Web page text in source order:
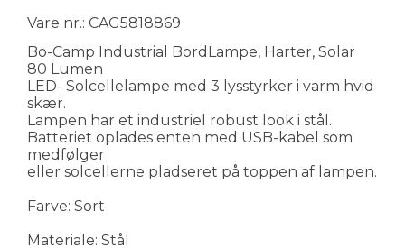
Vare nr.: CAG5818869
Bo-Camp Industrial BordLampe, Harter, Solar
80 Lumen
LED- Solcellelampe med 3 lysstyrker i varm hvid
skær.
Lampen har et industriel robust look i stål.
Batteriet oplades enten med USB-kabel som
medfølger
eller solcellerne pladseret på toppen af lampen.
Farve: Sort
Materiale: Stål